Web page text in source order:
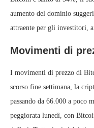
aumento del dominio
attraente per gli investitori,
Movimenti di
I movimenti di prezzo di
scorso fine settimana, la
passando da 66.000 a poco
peggiorata lunedì, con